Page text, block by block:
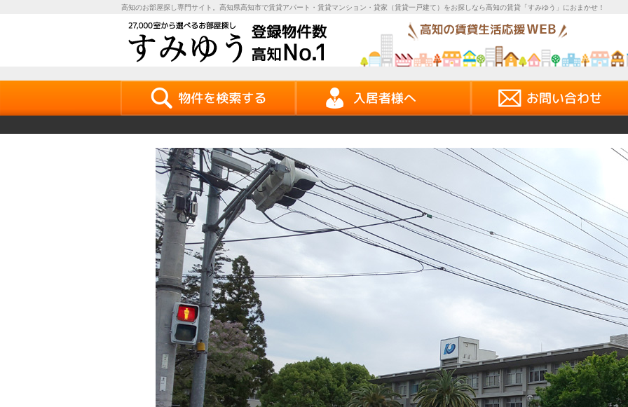
高知のお部屋探し専門サイト。高知県高知市で賃貸アパート・賃貸マンション・貸家（賃貸一戸建て）をお探しなら高知の賃貸「すみゆう」におまかせ！